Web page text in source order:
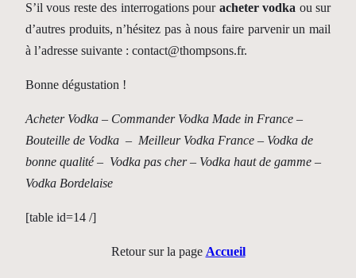
S’il vous reste des interrogations pour acheter vodka ou sur
d’autres produits, n’hésitez pas à nous faire parvenir un mail
à l’adresse suivante : contact@thompsons.fr.
Bonne dégustation !
Acheter Vodka – Commander Vodka Made in France –
Bouteille de Vodka – Meilleur Vodka France – Vodka de
bonne qualité – Vodka pas cher – Vodka haut de gamme –
Vodka Bordelaise
[table id=14 /]
Retour sur la page Accueil